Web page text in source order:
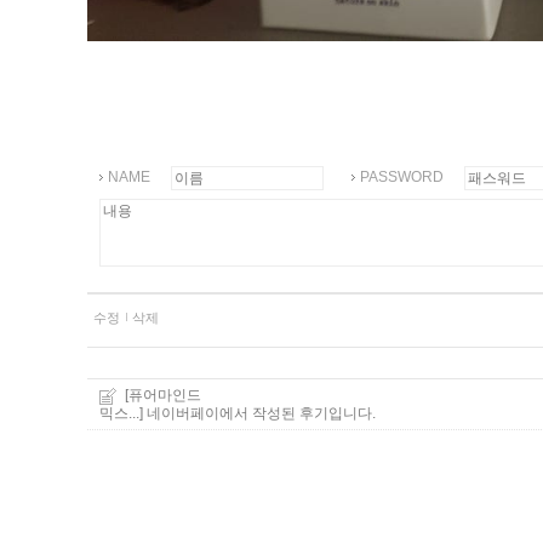
NAME PASSWORD
수정 삭제
[퓨어마인드
믹스...] 네이버페이에서 작성된 후기입니다.